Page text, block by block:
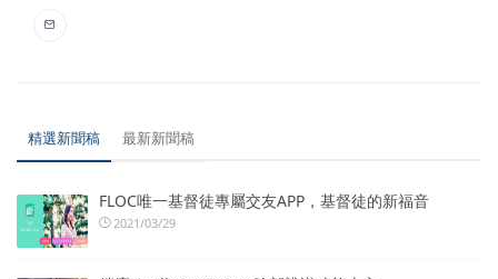
精選新聞稿 最新新聞稿
FLOC唯一基督徒專屬交友APP，基督徒的新福音
2021/03/29